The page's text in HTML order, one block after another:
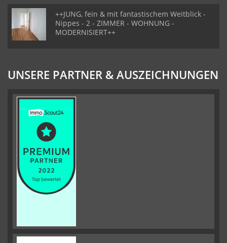
++JUNG, fein & mit fantastischem Weitblick -
Nippes - 2 - ZIMMER - WOHNUNG -
MODERNISIERT++
UNSERE PARTNER & AUSZEICHNUNGEN